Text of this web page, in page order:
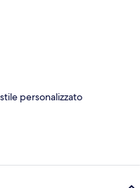
personalizzato